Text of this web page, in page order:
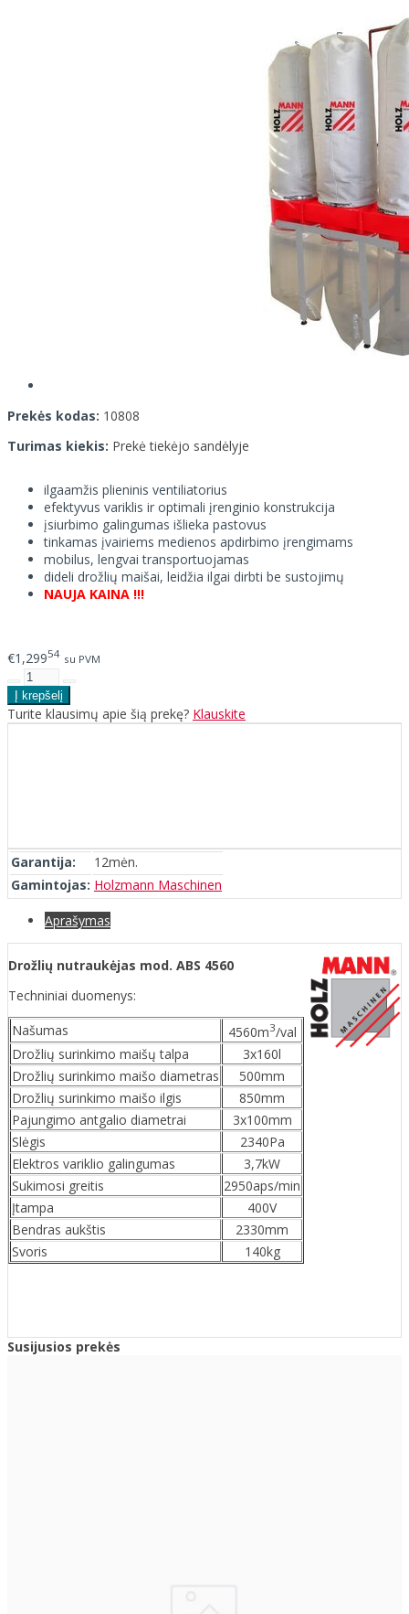
Prekės kodas: 10808
Turimas kiekis: Prekė tiekėjo sandėlyje
ilgaamžis plieninis ventiliatorius
efektyvus variklis ir optimali įrenginio konstrukcija
įsiurbimo galingumas išlieka pastovus
tinkamas įvairiems medienos apdirbimo įrengimams
mobilus, lengvai transportuojamas
dideli drožlių maišai, leidžia ilgai dirbti be sustojimų
NAUJA KAINA !!!
€1,29954 su PVM
Turite klausimų apie šią prekę? Klauskite
Garantija:
12mėn.
Gamintojas: Holzmann Maschinen
Aprašymas
Drožlių nutraukėjas mod. ABS 4560
Techniniai duomenys:
Našumas
4560m3/val
Drožlių surinkimo maišų talpa
3x160l
Drožlių surinkimo maišo diametras
500mm
Drožlių surinkimo maišo ilgis
850mm
Pajungimo antgalio diametrai
3x100mm
Slėgis
2340Pa
Elektros variklio galingumas
3,7kW
Sukimosi greitis
2950aps/min
Įtampa
400V
Bendras aukštis
2330mm
Svoris
140kg
Susijusios prekės